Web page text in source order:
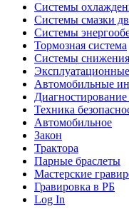
Системы
Системы смазки
Системы
Тормозная система
Системы
Автомобильные
Техника
Автомобильное
Закон
Трактора
Парные браслеты
Мастерские
Гравировка в РБ
Log In